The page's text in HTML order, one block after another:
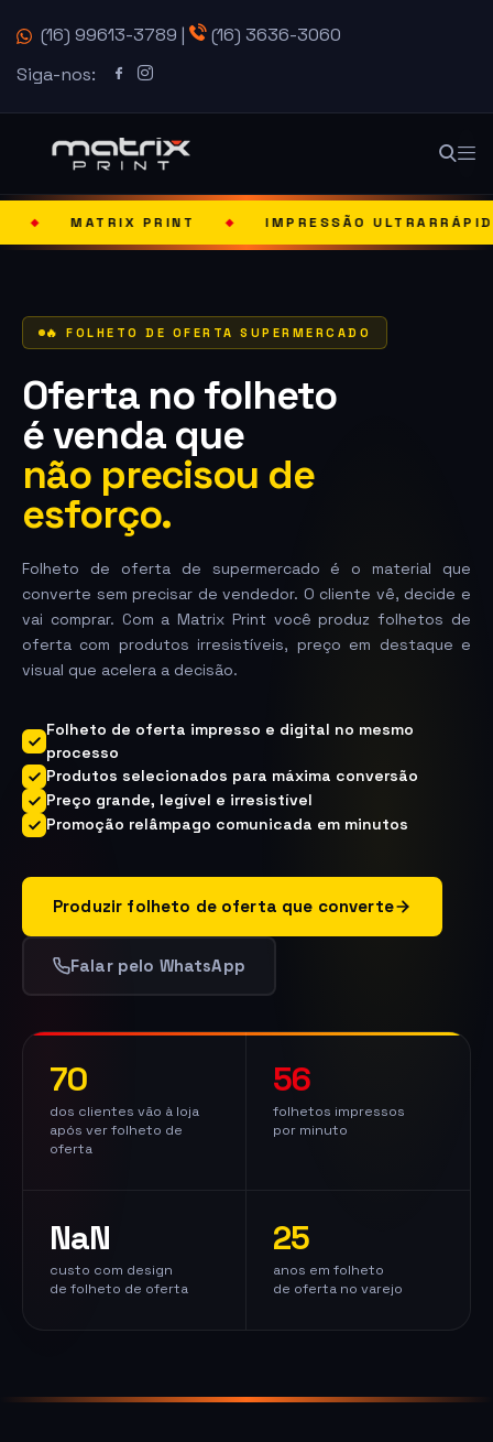
(16) 99613-3789 |
(16) 3636-3060
Siga-nos:
PRINT ◆ IMPRESSÃO ULTRARRÁPIDA ◆
🔥 FOLHETO DE OFERTA SUPERMERCADO
Oferta no folheto
é venda que
não precisou de
esforço.
Folheto de oferta de supermercado é o material que
converte sem precisar de vendedor. O cliente vê, decide e
vai comprar. Com a Matrix Print você produz folhetos de
oferta com produtos irresistíveis, preço em destaque e
visual que acelera a decisão.
Folheto de oferta impresso e digital no mesmo
processo
Produtos selecionados para máxima conversão
Preço grande, legível e irresistível
Promoção relâmpago comunicada em minutos
Produzir folheto de oferta que converte
Falar pelo WhatsApp
70
dos clientes vão à loja
após ver folheto de
oferta
56
folhetos impressos
por minuto
NaN
custo com design
de folheto de oferta
25
anos em folheto
de oferta no varejo